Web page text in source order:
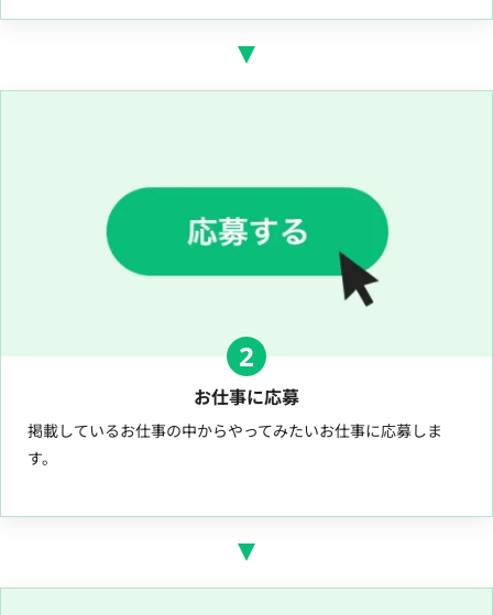
2
お仕事に応募
掲載しているお仕事の中からやってみたいお仕事に応募しま
す。